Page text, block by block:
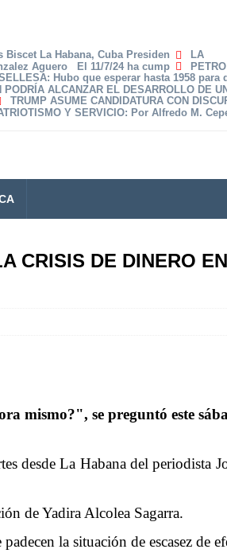
Biscet La Habana, Cuba Presiden
LA
Aguero El 11/7/24 ha cump
PETRO
: Hubo que esperar hasta 1958 para
PODRÍA ALCANZAR EL DESARROLLO DE
TRUMP ASUME CANDIDATURA CON
Y SERVICIO: Por Alfredo M.
CRISIS DE DINERO
mismo?", se preguntó este
desde La Habana del periodista
de Yadira Alcolea Sagarra.
la situación de escasez de